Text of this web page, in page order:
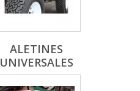
ALETINES
UNIVERSALES